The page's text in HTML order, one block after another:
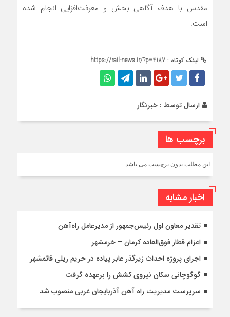
مقدس با هدف آگاهی بخش و معرفت‌افزایی انجام شده
است.
لینک کوتاه : https://rail-news.ir/?p=4187
ارسال توسط : خبرنگار
برچسب ها
این مطلب بدون برچسب می باشد.
اخبار مشابه
تقدیر معاون اول رئیس‌جمهور از مدیرعامل راه‌آهن
اعزام قطار فوق‌العاده کرمان – خرمشهر
اجرای پروژه احداث زیرگذر عابر پیاده در حریم ریلی قائمشهر
گوگوچانی سکان نیروی کشش را برعهده گرفت
سرپرست مدیریت راه آهن آذربایجان غربی منصوب شد